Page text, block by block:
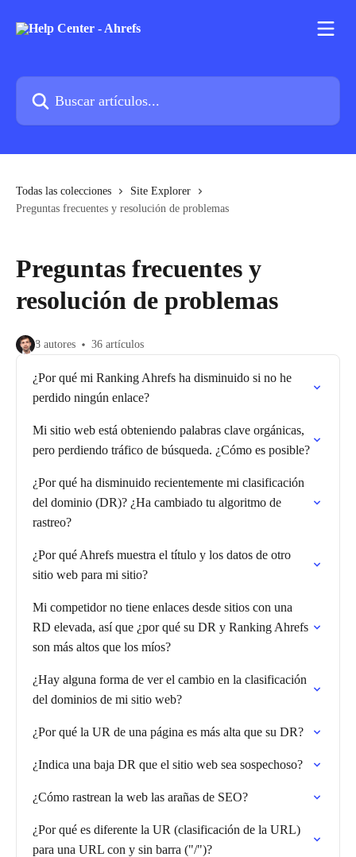
Buscar artículos...
Todas las colecciones
Site Explorer
Preguntas frecuentes y resolución de problemas
Preguntas frecuentes y
resolución de problemas
8 autores 36 artículos
¿Por qué mi Ranking Ahrefs ha disminuido si no he
perdido ningún enlace?
Mi sitio web está obteniendo palabras clave orgánicas,
pero perdiendo tráfico de búsqueda. ¿Cómo es posible?
¿Por qué ha disminuido recientemente mi clasificación
del dominio (DR)? ¿Ha cambiado tu algoritmo de
rastreo?
¿Por qué Ahrefs muestra el título y los datos de otro
sitio web para mi sitio?
Mi competidor no tiene enlaces desde sitios con una
RD elevada, así que ¿por qué su DR y Ranking Ahrefs
son más altos que los míos?
¿Hay alguna forma de ver el cambio en la clasificación
del dominios de mi sitio web?
¿Por qué la UR de una página es más alta que su DR?
¿Indica una baja DR que el sitio web sea sospechoso?
¿Cómo rastrean la web las arañas de SEO?
¿Por qué es diferente la UR (clasificación de la URL)
para una URL con y sin barra ("/")?